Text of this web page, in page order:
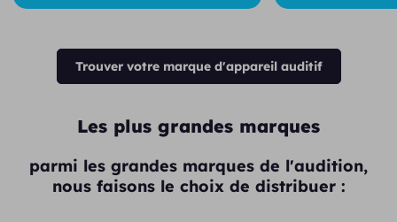
Trouver votre marque d'appareil auditif
Les plus grandes marques
parmi les grandes marques de l'audition,
nous faisons le choix de distribuer :